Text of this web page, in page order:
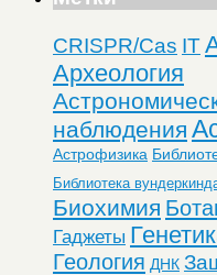
CRISPR/Cas IT
Археология
наблюдения
Астрофизика
Библиотека
Биохимия
Гаджеты
Геология ДНК